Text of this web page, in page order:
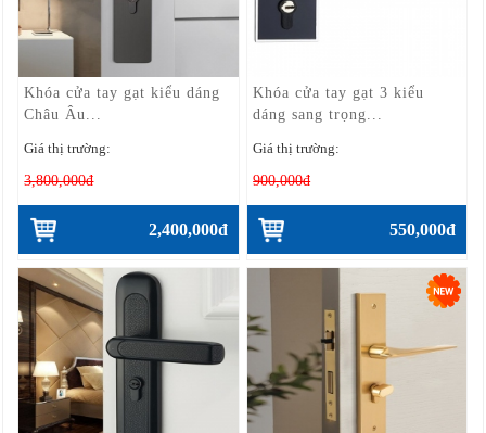
Khóa cửa tay gạt kiểu dáng
Châu Âu...
Giá thị trường:
3,800,000đ
2,400,000đ
Khóa cửa tay gạt 3 kiểu
dáng sang trọng...
Giá thị trường:
900,000đ
550,000đ